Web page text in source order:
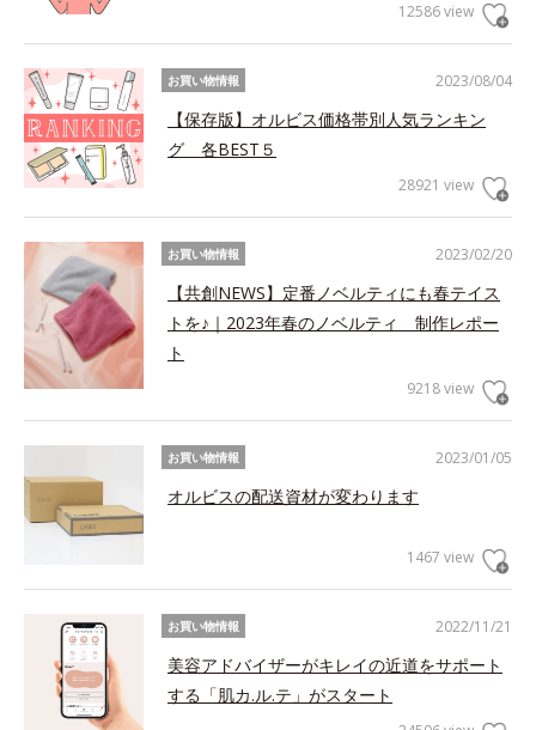
12586 view
2023/08/04
お買い物情報
【保存版】オルビス価格帯別人気ランキン
グ 各BEST５
28921 view
2023/02/20
お買い物情報
【共創NEWS】定番ノベルティにも春テイス
トを♪｜2023年春のノベルティ 制作レポー
ト
9218 view
2023/01/05
お買い物情報
オルビスの配送資材が変わります
1467 view
2022/11/21
お買い物情報
美容アドバイザーがキレイの近道をサポート
する「肌カ.ル.テ」がスタート